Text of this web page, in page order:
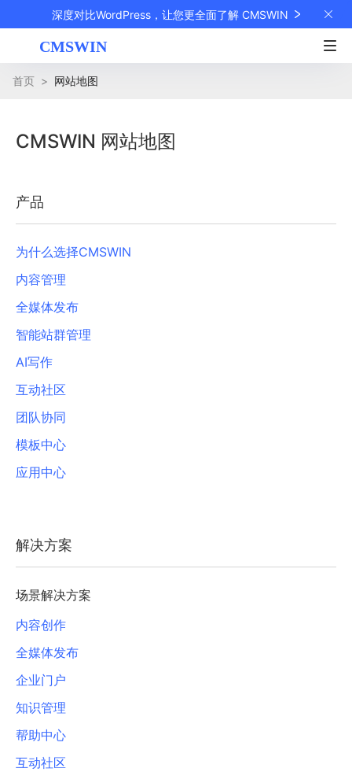
深度对比WordPress，让您更全面了解 CMSWIN
首页 > 网站地图
CMSWIN 网站地图
产品
为什么选择CMSWIN
内容管理
全媒体发布
智能站群管理
AI写作
互动社区
团队协同
模板中心
应用中心
解决方案
场景解决方案
内容创作
全媒体发布
企业门户
知识管理
帮助中心
互动社区